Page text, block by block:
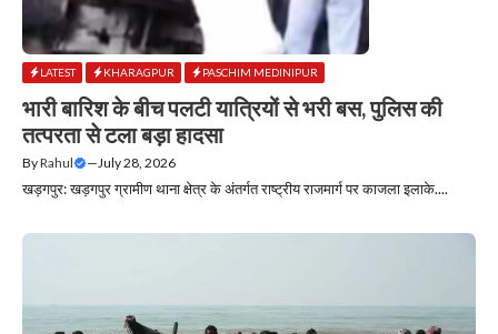
LATEST KHARAGPUR PASCHIM MEDINIPUR
भारी बारिश के बीच पलटी यात्रियों से भरी बस, पुलिस की
तत्परता से टला बड़ा हादसा
ByRahul —July 28, 2026
खड़गपुर: खड़गपुर ग्रामीण थाना क्षेत्र के अंतर्गत राष्ट्रीय राजमार्ग पर काजला इलाके....